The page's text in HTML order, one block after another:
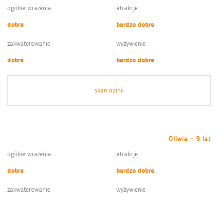
ogólne wrażenia
dobre
atrakcje
bardzo dobre
zakwaterowanie
dobre
wyżywienie
bardzo dobre
skan opinii
Oliwia - 9 lat
ogólne wrażenia
dobre
atrakcje
bardzo dobre
zakwaterowanie
wyżywienie